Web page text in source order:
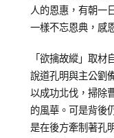
人的恩惠，有朝一
一樣不忘恩典，感
「欲擒故縱」取材
說道孔明與主公劉
以成功北伐，掃除
的風華。可是背後
是在後方牽制著孔